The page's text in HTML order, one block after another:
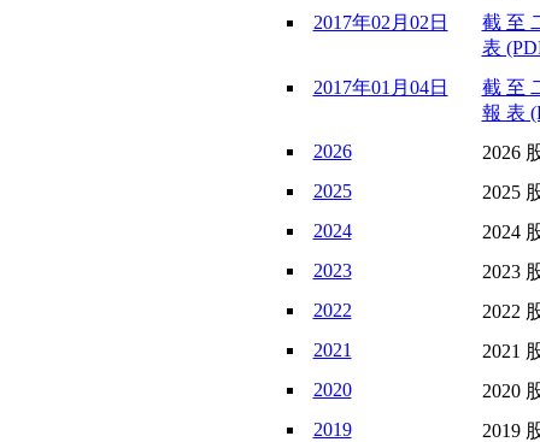
2017年02月02日
截 至
表
2017年01月04日
截 至
報 表
2026
2026
2025
2025
2024
2024
2023
2023
2022
2022
2021
2021
2020
2020
2019
2019